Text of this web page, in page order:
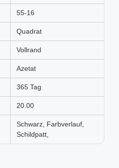
55-16
Quadrat
Vollrand
Azetat
365 Tag
20.00
Schwarz, Farbverlauf,
Schildpatt,